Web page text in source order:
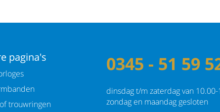
pagina's
trouwringen
0345 - 51 59
dinsdag t/m zaterdag van
zondag en maandag gesloten